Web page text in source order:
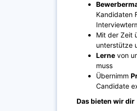
Kandidaten
Mit der Zeit
unterstütze
Lerne von
muss
Übernimm
Candidate
Das bieten wir dir